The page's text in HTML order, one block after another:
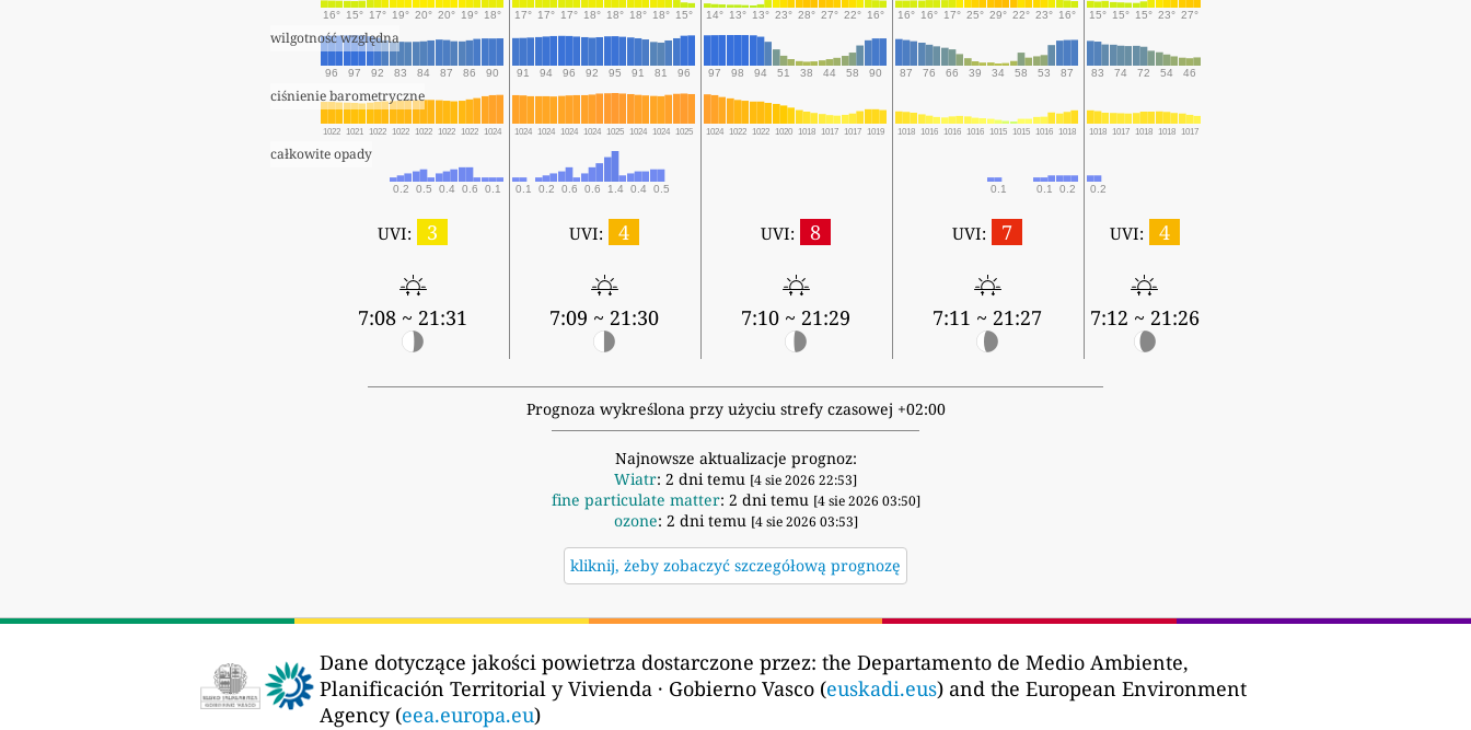
16° 15° 17° 19° 20° 20° 19° 18° 17° 17° 17° 18° 18° 18° 18° 15° 14° 13° 13° 23° 28° 27° 22° 16° 16° 16° 17° 25° 29° 22° 23° 16° 15° 15° 15° 23° 27°
wilgotność względna
96 97 92 83 84 87 86 90 91 94 96 92 95 91 81 96 97 98 94 51 38 44 58 90 87 76 66 39 34 58 53 87 83 74 72 54 46
ciśnienie barometryczne
1022 1021 1022 1022 1022 1022 1022 1024 1024 1024 1024 1024 1025 1024 1024 1025 1024 1022 1022 1020 1018 1017 1017 1019 1018 1016 1016 1016 1015 1015 1016 1018 1018 1017 1018 1018 1017
całkowite opady
0.2 0.5 0.4 0.6 0.1 0.1 0.2 0.6 0.6 1.4 0.4 0.5 0.1 0.1 0.2 0.2
UVI: 3
7:08 ~ 21:31
UVI: 4
7:09 ~ 21:30
UVI: 8
7:10 ~ 21:29
UVI: 7
7:11 ~ 21:27
UVI: 4
7:12 ~ 21:26
Prognoza wykreślona przy użyciu strefy czasowej +02:00
Najnowsze aktualizacje prognoz:
Wiatr: 2 dni temu [4 sie 2026 22:53]
fine particulate matter: 2 dni temu [4 sie 2026 03:50]
ozone: 2 dni temu [4 sie 2026 03:53]
kliknij, żeby zobaczyć szczegółową prognozę
Dane dotyczące jakości powietrza dostarczone przez: the Departamento de Medio Ambiente,
Planificación Territorial y Vivienda · Gobierno Vasco (euskadi.eus) and the European Environment
Agency (eea.europa.eu)